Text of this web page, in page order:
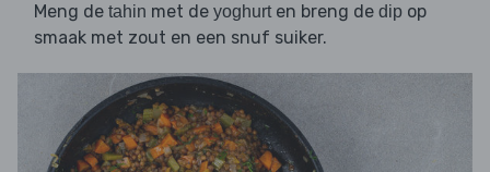
Meng de tahin met de yoghurten breng de dip op
smaak met zout en een snuf suiker.